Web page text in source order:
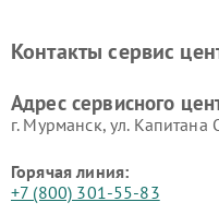
Контакты сервис
Адрес сервисного
г. Мурманск, ул.
Горячая линия:
+7 (800) 301-55-83